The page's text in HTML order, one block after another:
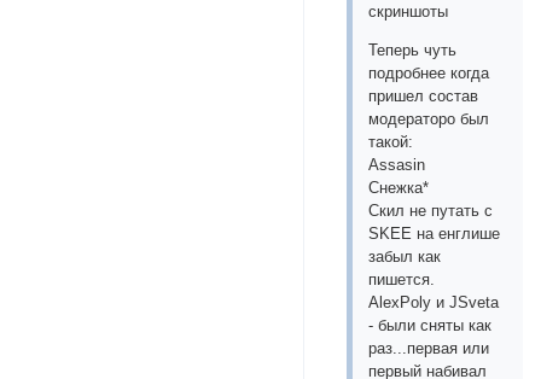
скриншоты
Теперь чуть
подробнее когда
пришел состав
модераторо был
такой:
Assasin
Снежка*
Скил не путать с
SKEE на енглише
забыл как
пишется.
AlexPoly и JSveta
- были сняты как
раз...первая или
первый набивал